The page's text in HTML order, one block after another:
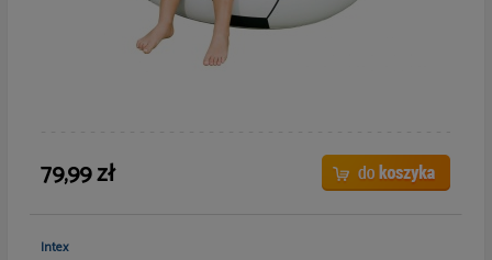
79,99 zł
Intex